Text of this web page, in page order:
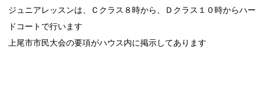
ジュニアレッスンは、Ｃクラス８時から、Ｄクラス１０時からハー
ドコートで行います
上尾市市民大会の要項がハウス内に掲示してあります